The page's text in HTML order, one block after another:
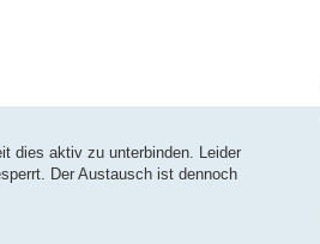
dies aktiv zu unterbinden. Leider
Der Austausch ist dennoch